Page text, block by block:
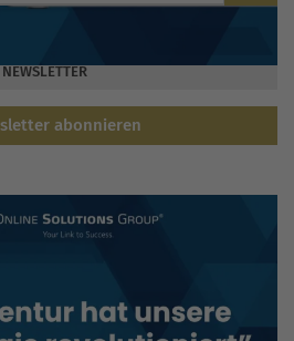
abonnieren